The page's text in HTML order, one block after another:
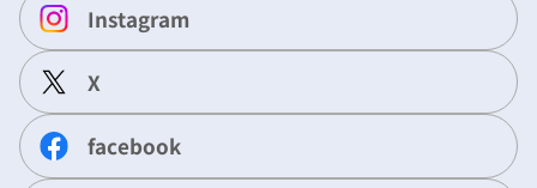
Instagram
X
facebook